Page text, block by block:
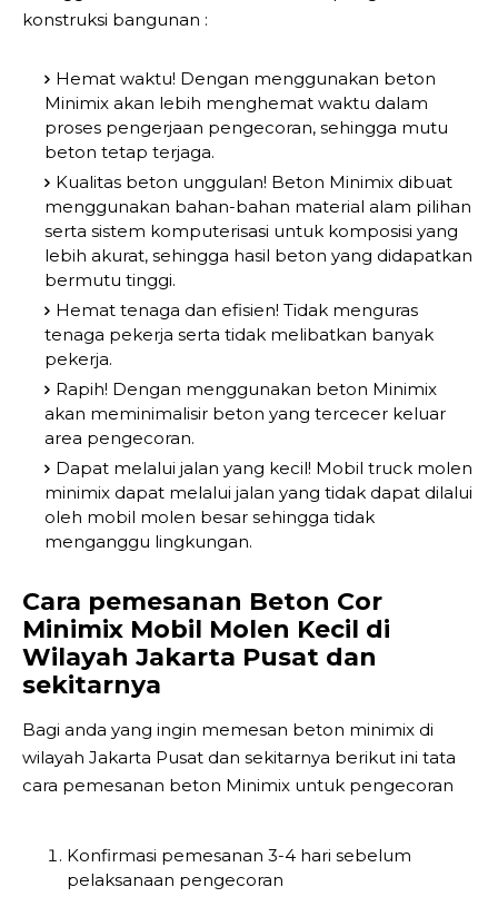
konstruksi bangunan :
Hemat waktu! Dengan menggunakan beton
Minimix akan lebih menghemat waktu dalam
proses pengerjaan pengecoran, sehingga mutu
beton tetap terjaga.
Kualitas beton unggulan! Beton Minimix dibuat
menggunakan bahan-bahan material alam pilihan
serta sistem komputerisasi untuk komposisi yang
lebih akurat, sehingga hasil beton yang didapatkan
bermutu tinggi.
Hemat tenaga dan efisien! Tidak menguras
tenaga pekerja serta tidak melibatkan banyak
pekerja.
Rapih! Dengan menggunakan beton Minimix
akan meminimalisir beton yang tercecer keluar
area pengecoran.
Dapat melalui jalan yang kecil! Mobil truck molen
minimix dapat melalui jalan yang tidak dapat dilalui
oleh mobil molen besar sehingga tidak
menganggu lingkungan.
Cara pemesanan Beton Cor
Minimix Mobil Molen Kecil di
Wilayah Jakarta Pusat dan
sekitarnya
Bagi anda yang ingin memesan beton minimix di
wilayah Jakarta Pusat dan sekitarnya berikut ini tata
cara pemesanan beton Minimix untuk pengecoran
Konfirmasi pemesanan 3-4 hari sebelum
pelaksanaan pengecoran